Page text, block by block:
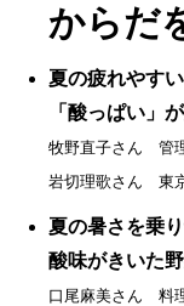
からだ
夏の疲れやすい
「酸っぱい」
牧野直子さん 管
岩切理歌さん 東
夏の暑さを乗り
酸味がきいた野
口尾麻美さん 料